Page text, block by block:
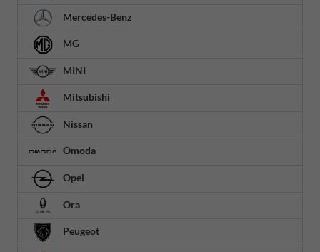
Mercedes-Benz
MG
MINI
Mitsubishi
Nissan
Omoda
Opel
Ora
Peugeot